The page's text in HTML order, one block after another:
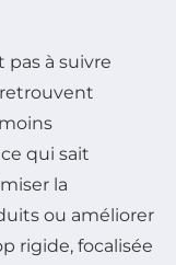
pas à suivre
qui sait
la
ou améliorer
rigide, focalisée